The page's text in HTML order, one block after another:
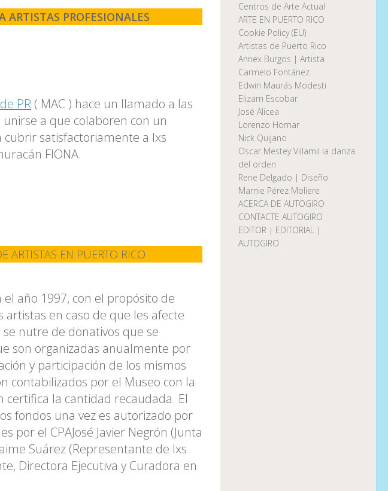
ARTISTAS PROFESIONALES
PR ( MAC ) hace un llamado a las
a que colaboren con un
satisfactoriamente a lxs
FIONA.
ARTISTAS EN PUERTO RICO
año 1997, con el propósito de
en caso de que les afecte
nutre de donativos que se
son organizadas anualmente por
y participación de los mismos
contabilizados por el Museo con la
la cantidad recaudada. El
fondos una vez es autorizado por
por el CPAJosé Javier Negrón (Junta
Suárez (Representante de lxs
Directora Ejecutiva y Curadora en
Centros de Arte Actual
ARTE EN PUERTO RICO
Cookie Policy (EU)
Artistas de Puerto Rico
Annex Burgos | Artista
Carmelo Fontánez
Edwin Maurás Modesti
Elizam Escobar
José Alicea
Lorenzo Homar
Nick Quijano
Oscar Mestey Villamil la danza
del orden
Rene Delgado | Diseño
Marnie Pérez Moliere
ACERCA DE AUTOGIRO
CONTACTE AUTOGIRO
EDITOR | EDITORIAL |
AUTOGIRO